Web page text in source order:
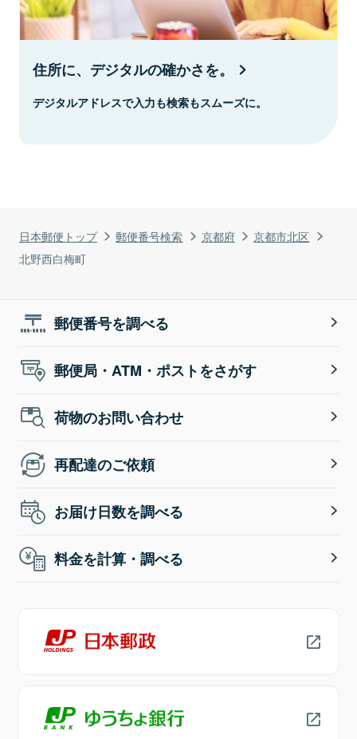
日本郵便トップ 郵便番号検索 京都府
京都市北区
北野西白梅町
住所に、デジタルの確かさを。
デジタルアドレスで入力も検索もスムーズに。
郵便番号を調べる
郵便局・ATM・ポストをさがす
荷物のお問い合わせ
再配達のご依頼
お届け日数を調べる
料金を計算・調べる